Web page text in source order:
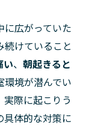
に広がっていた
続けていること
い、 朝起きると
環境が潜んでい
際に起こりう
具体的な対策に